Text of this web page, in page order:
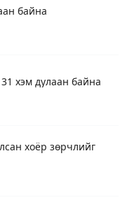
байна
хэм дулаан байна
хоёр зөрчлийг